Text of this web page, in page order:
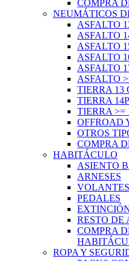
COMPRA
NEUMÁTICOS
ASFALTO
ASFALTO
ASFALTO
ASFALTO
ASFALTO
ASFALTO
TIERRA 13
TIERRA 14P
TIERRA >=
OFFROAD
OTROS
COMPRA
HABITÁCULO
ASIENTO
ARNESES
VOLANTES
PEDALES
RESTO DE
COMPRA
ROPA Y